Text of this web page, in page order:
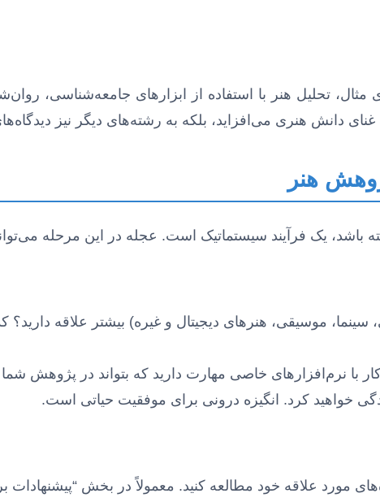
تحلیل هنر با استفاده از ابزارهای جامعه‌شناسی،
دانش هنری می‌افزاید، بلکه به رشته‌های دیگر نیز
هنر
یک فرآیند سیستماتیک است. عجله در این مرحله
موسیقی، هنرهای دیجیتال و غیره) بیشتر علاقه دارید؟
با نرم‌افزارهای خاصی مهارت دارید که بتواند در پژوهش
خواهید کرد. انگیزه درونی برای موفقیت حیاتی است.
مورد علاقه خود مطالعه کنید. معمولاً در بخش